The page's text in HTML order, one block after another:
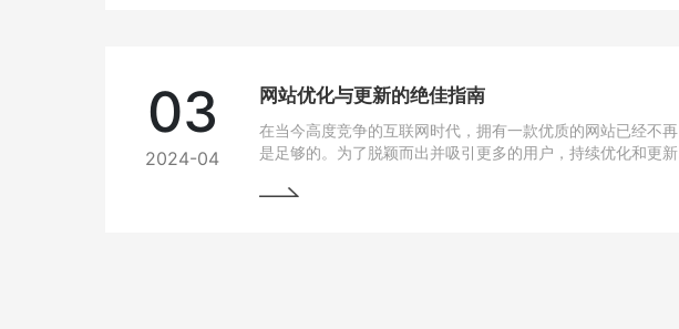
03
2024-04
网站优化与更新的绝佳指南
在当今高度竞争的互联网时代，拥有一款优质的网站已经不再
是足够的。为了脱颖而出并吸引更多的用户，持续优化和更新
优化与更新，以帮助您实现网站的最大化价值。阅读本文，您